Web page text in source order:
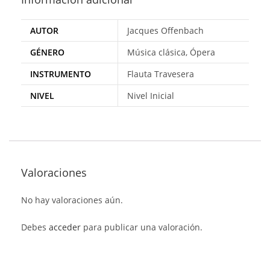
AUTOR
Jacques Offenbach
GÉNERO
Música clásica, Ópera
INSTRUMENTO
Flauta Travesera
NIVEL
Nivel Inicial
Valoraciones
No hay valoraciones aún.
Debes acceder para publicar una valoración.